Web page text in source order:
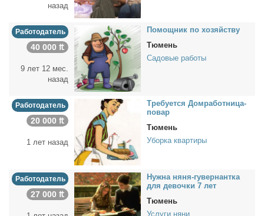
назад
Работодатель
40 000 ₶
9 лет 12 мес.
назад
По­мощ­ник по хо­зяй­ству
Тюмень
Садовые работы
Работодатель
20 000 ₶
1 лет назад
Тре­бу­ет­ся Дом­ра­бот­ни­ца-
по­вар
Тюмень
Уборка квартиры
Работодатель
27 000 ₶
Нуж­на ня­ня-гу­вер­нант­ка
для де­воч­ки 7 лет
Тюмень
Услуги няни